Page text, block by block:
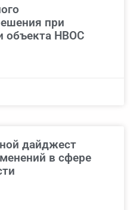
при
объекта НВОС
дайджест
в сфере